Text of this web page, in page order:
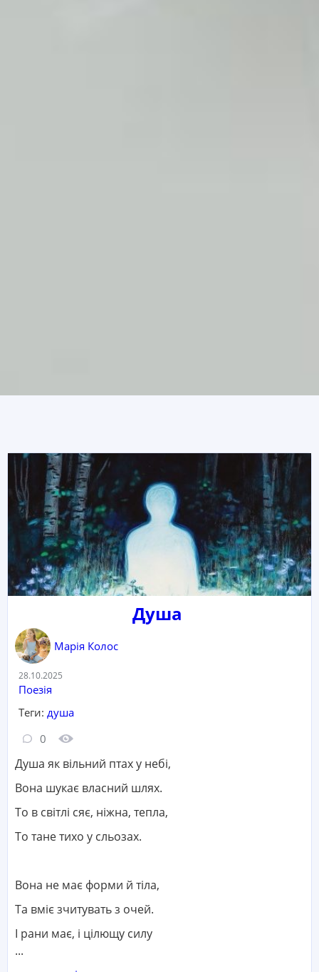
Душа
Марія Колос
Дата:
28.10.2025
Категорія:
Поезія
Теги: душа
Кількість коментарів:
0 Кількість переглядів:
Душа як вільний птах у небі,
Вона шукає власний шлях.
То в світлі сяє, ніжна, тепла,
То тане тихо у сльозах.
Вона не має форми й тіла,
Та вміє зчитувать з очей.
І рани має, і цілющу силу
...